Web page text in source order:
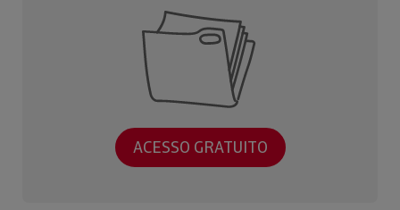
ACESSO GRATUITO